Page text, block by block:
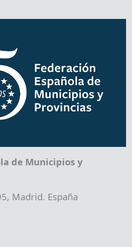
de Municipios y
Madrid. España